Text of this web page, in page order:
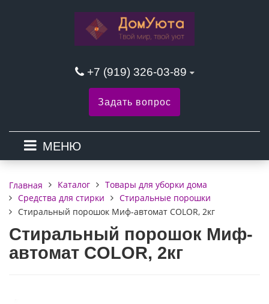
+7 (919) 326-03-89
Задать вопрос
МЕНЮ
Главная Каталог
Товары для уборки дома
Средства для стирки
Стиральные порошки
Стиральный порошок Миф-автомат COLOR, 2кг
Стиральный порошок Миф-
автомат COLOR, 2кг